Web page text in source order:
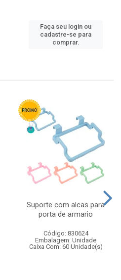
Faça seu login ou
cadastre-se para
comprar.
Suporte com alcas para
porta de armario
Código: 830624
Embalagem: Unidade
Caixa Com: 60 Unidade(s)